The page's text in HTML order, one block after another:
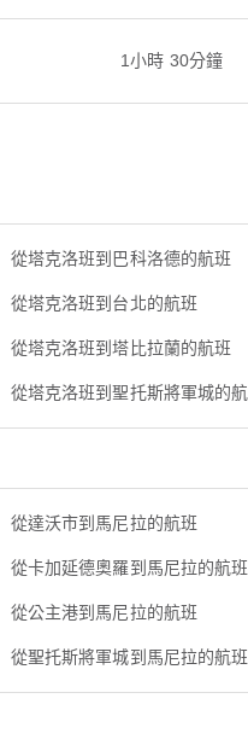
1小時 30分鐘
從塔克洛班到巴科洛德的航班
從塔克洛班到台北的航班
從塔克洛班到塔比拉蘭的航班
從塔克洛班到聖托斯將軍城的
從達沃市到馬尼拉的航班
從卡加延德奧羅到馬尼拉的航班
從公主港到馬尼拉的航班
從聖托斯將軍城到馬尼拉的航班